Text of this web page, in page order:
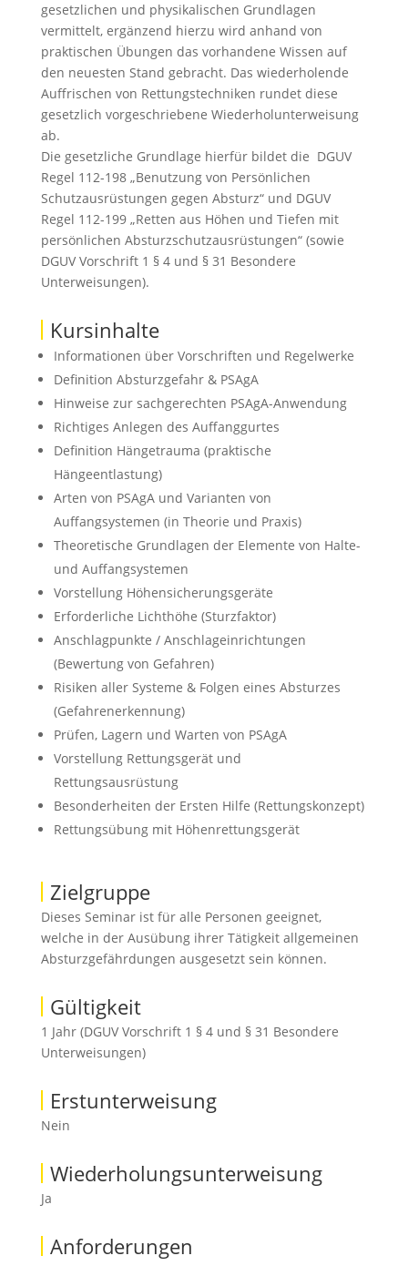
gesetzlichen und physikalischen Grundlagen
vermittelt, ergänzend hierzu wird anhand von
praktischen Übungen das vorhandene Wissen auf
den neuesten Stand gebracht. Das wiederholende
Auffrischen von Rettungstechniken rundet diese
gesetzlich vorgeschriebene Wiederholunterweisung
ab.
Die gesetzliche Grundlage hierfür bildet die DGUV
Regel 112-198 „Benutzung von Persönlichen
Schutzausrüstungen gegen Absturz“ und DGUV
Regel 112-199 „Retten aus Höhen und Tiefen mit
persönlichen Absturzschutzausrüstungen“ (sowie
DGUV Vorschrift 1 § 4 und § 31 Besondere
Unterweisungen).
Kursinhalte
Informationen über Vorschriften und Regelwerke
Definition Absturzgefahr & PSAgA
Hinweise zur sachgerechten PSAgA-Anwendung
Richtiges Anlegen des Auffanggurtes
Definition Hängetrauma (praktische
Hängeentlastung)
Arten von PSAgA und Varianten von
Auffangsystemen (in Theorie und Praxis)
Theoretische Grundlagen der Elemente von Halte-
und Auffangsystemen
Vorstellung Höhensicherungsgeräte
Erforderliche Lichthöhe (Sturzfaktor)
Anschlagpunkte / Anschlageinrichtungen
(Bewertung von Gefahren)
Risiken aller Systeme & Folgen eines Absturzes
(Gefahrenerkennung)
Prüfen, Lagern und Warten von PSAgA
Vorstellung Rettungsgerät und
Rettungsausrüstung
Besonderheiten der Ersten Hilfe (Rettungskonzept)
Rettungsübung mit Höhenrettungsgerät
Zielgruppe
Dieses Seminar ist für alle Personen geeignet,
welche in der Ausübung ihrer Tätigkeit allgemeinen
Absturzgefährdungen ausgesetzt sein können.
Gültigkeit
1 Jahr (DGUV Vorschrift 1 § 4 und § 31 Besondere
Unterweisungen)
Erstunterweisung
Nein
Wiederholungsunterweisung
Ja
Anforderungen